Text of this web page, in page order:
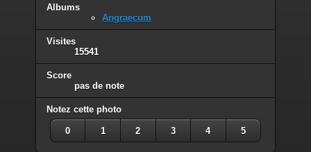
Albums
Angraecum
Visites
15541
Score
pas de note
Notez cette photo
0 1 2 3 4 5